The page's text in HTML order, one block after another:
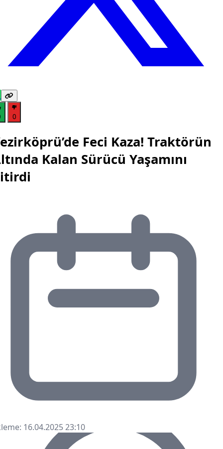
0
Feci Kaza! Traktörün
Kalan Sürücü Yaşamını
16.04.2025 23:10